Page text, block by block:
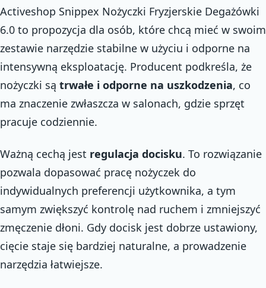
Activeshop Snippex Nożyczki Fryzjerskie Degażówki
6.0 to propozycja dla osób, które chcą mieć w swoim
zestawie narzędzie stabilne w użyciu i odporne na
intensywną eksploatację. Producent podkreśla, że
nożyczki są trwałe i odporne na uszkodzenia, co
ma znaczenie zwłaszcza w salonach, gdzie sprzęt
pracuje codziennie.
Ważną cechą jest regulacja docisku. To rozwiązanie
pozwala dopasować pracę nożyczek do
indywidualnych preferencji użytkownika, a tym
samym zwiększyć kontrolę nad ruchem i zmniejszyć
zmęczenie dłoni. Gdy docisk jest dobrze ustawiony,
cięcie staje się bardziej naturalne, a prowadzenie
narzędzia łatwiejsze.